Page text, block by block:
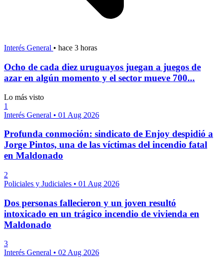
Interés General • hace 3 horas
Ocho de cada diez uruguayos juegan a juegos de
azar en algún momento y el sector mueve 700...
Lo más visto
1
Interés General • 01 Aug 2026
Profunda conmoción: sindicato de Enjoy despidió a
Jorge Pintos, una de las víctimas del incendio fatal
en Maldonado
2
Policiales y Judiciales • 01 Aug 2026
Dos personas fallecieron y un joven resultó
intoxicado en un trágico incendio de vivienda en
Maldonado
3
Interés General • 02 Aug 2026